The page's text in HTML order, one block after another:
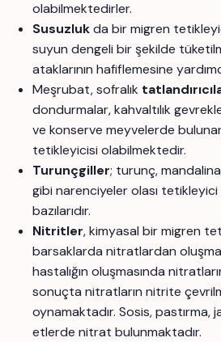
olabilmektedirler.
Susuzlukda bir migren
suyun dengeli bir şekilde
ataklarının hafiflemesine
Meşrubat, sofralık
dondurmalar, kahvaltılık
ve konserve meyvelerde
tetikleyicisi olabilmektedir.
Turunçgiller; turunç,
gibi narenciyeler olası
bazılarıdır.
Nitritler, kimyasal bir migren
barsaklarda nitratlardan
hastalığın oluşmasında
sonuçta nitratların nitrite
oynamaktadır. Sosis, pastırma,
etlerde nitrat bulunmaktadır.